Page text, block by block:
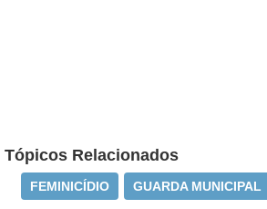
Tópicos Relacionados
FEMINICÍDIO GUARDA MUNICIPAL